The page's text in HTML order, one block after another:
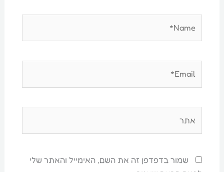
שמור בדפדפן זה את השם, האימייל והאתר שלי